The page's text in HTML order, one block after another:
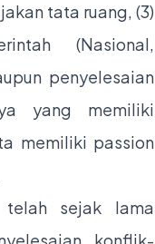
tata ruang, (3)
(Nasional,
penyelesaian
yang memiliki
memiliki passion
telah sejak lama